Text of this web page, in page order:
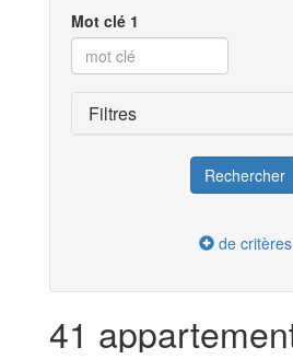
Mot clé 1
Filtres
de critères